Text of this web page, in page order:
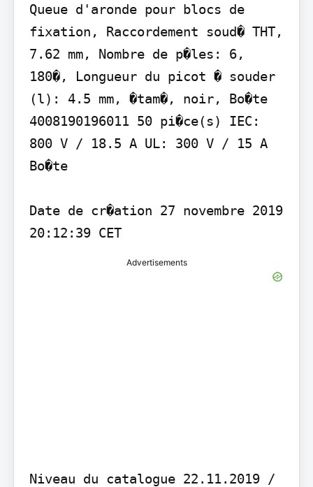
Queue d'aronde pour blocs de
fixation, Raccordement soud� THT,
7.62 mm, Nombre de p�les: 6,
180�, Longueur du picot � souder
(l): 4.5 mm, �tam�, noir, Bo�te
4008190196011 50 pi�ce(s) IEC:
800 V / 18.5 A UL: 300 V / 15 A
Bo�te
Date de cr�ation 27 novembre 2019
20:12:39 CET
Advertisements
Niveau du catalogue 22.11.2019 /